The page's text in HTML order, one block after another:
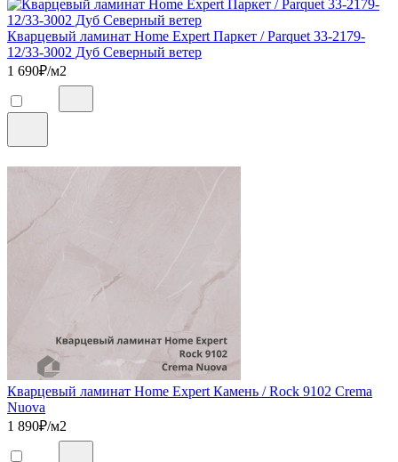
Кварцевый ламинат Home Expert Паркет / Parquet 33-2179-
12/33-3002 Дуб Северный ветер
1 690₽/м2
Кварцевый ламинат Home Expert Камень / Rock 9102 Crema
Nuova
1 890₽/м2